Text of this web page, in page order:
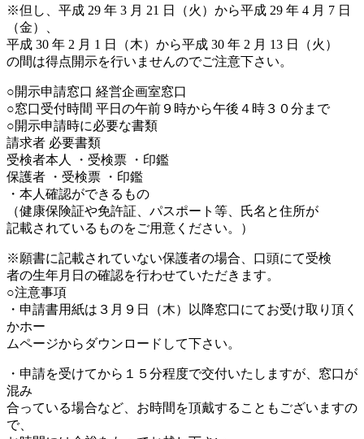
※但し、平成 29 年 3 月 21 日（火）から平成 29 年 4 月 7 日
（金）、
平成 30 年 2 月 1 日（木）から平成 30 年 2 月 13 日（火）
の間は得点開示を行いませんのでご注意下さい。
○開示申請窓口 経営企画室窓口
○窓口受付時間 平日の午前９時から午後４時３０分まで
○開示申請時に必要な書類
請求者 必要書類
受検者本人 ・受検票 ・印鑑
保護者 ・受検票 ・印鑑
・本人確認ができるもの
（健康保険証や免許証、パスポート等、氏名と住所が
記載されているものをご用意ください。）
※願書に記載されていない保護者の場合、口頭にて受検
者の生年月日の確認を行わせていただきます。
○注意事項
・申請書用紙は３月９日（木）以降窓口にてお受け取り頂く
かホー
ムページからダウンロードして下さい。
・申請を受けてから１５分程度で交付いたしますが、窓口が
混み
合っている場合など、お時間を頂戴することもございますの
で、